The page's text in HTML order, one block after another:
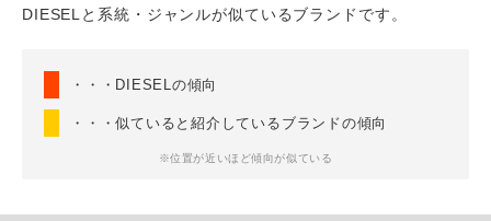
DIESELと系統・ジャンルが似ているブランドです。
・・・DIESELの傾向
・・・似ていると紹介しているブランドの傾向
※位置が近いほど傾向が似ている